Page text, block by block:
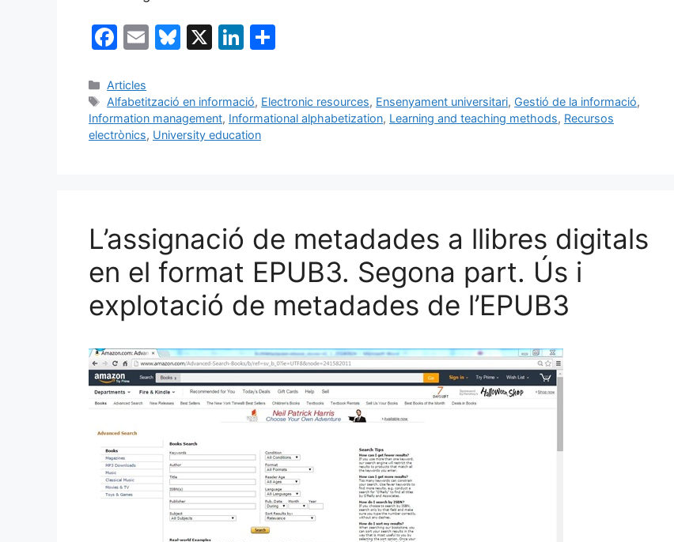
F
c
e
b
E
l
Bl
s
k
X
Li
e
dI
p
Categories
Articles
Etiquetes
Alfabetització en informació, Electronic resources, Ensenyament universitari, Gestió de la informació,
Information management, Informational alphabetization, Learning and teaching methods, Recursos
electrònics, University education
L’assignació de metadades a llibres digitals
en el format EPUB3. Segona part. Ús i
explotació de metadades de l’EPUB3